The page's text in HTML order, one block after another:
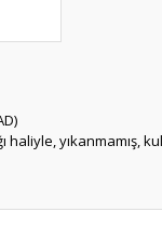
haliyle, yıkanmamış,